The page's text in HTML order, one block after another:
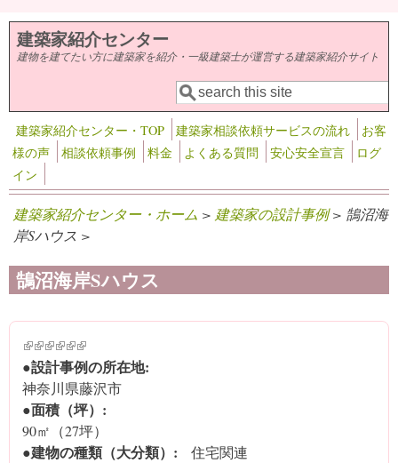
メインコンテンツに移動
建築家紹介センター
建物を建てたい方に建築家を紹介・一級建築士が運営する建築家紹介サイト
検索フォーム
検索
建築家紹介センター・TOP 建築家相談依頼サービスの流れ
お客
様の声
相談依頼事例 料金 よくある質問 安心安全宣言
ログ
イン
建築家紹介センター・ホーム > 建築家の設計事例> 鵠沼海
岸Sハウス >
鵠沼海岸Sハウス
(link is external)
(link is external)
(link is external)
(link is external)
(link is external)
(link is external)
●設計事例の所在地:
神奈川県藤沢市
●面積（坪）:
90㎡（27坪）
●建物の種類（大分類）: 住宅関連